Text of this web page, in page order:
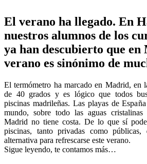
El verano ha llegado. En
nuestros alumnos de los
ya han descubierto que
verano es sinónimo de
El termómetro ha marcado en Madrid, en
de 40 grados y es lógico que todos
piscinas madrileñas. Las playas de
mundo, sobre todo las aguas
Madrid no tiene costa. De lo que sí
piscinas, tanto privadas como públicas,
alternativa para refrescarse este verano.
Sigue leyendo, te contamos más…